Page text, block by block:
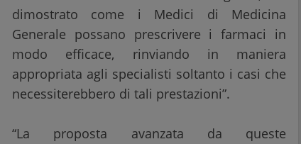
dimostrato come i Medici di Medicina
Generale possano prescrivere i farmaci in
modo efficace, rinviando in maniera
appropriata agli specialisti soltanto i casi che
necessiterebbero di tali prestazioni”.
“La proposta avanzata da queste